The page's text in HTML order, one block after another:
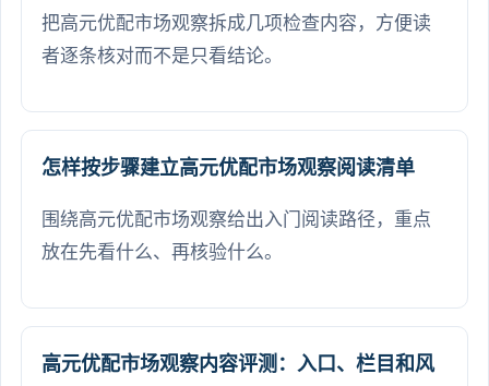
把高元优配市场观察拆成几项检查内容，方便读
者逐条核对而不是只看结论。
怎样按步骤建立高元优配市场观察阅读清单
围绕高元优配市场观察给出入门阅读路径，重点
放在先看什么、再核验什么。
高元优配市场观察内容评测：入口、栏目和风